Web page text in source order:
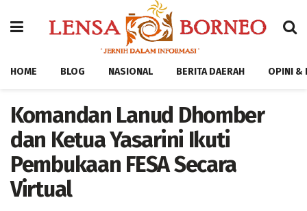
HOME BLOG NASIONAL BERITA DAERAH OPINI &
Komandan Lanud Dhomber
dan Ketua Yasarini Ikuti
Pembukaan FESA Secara
Virtual